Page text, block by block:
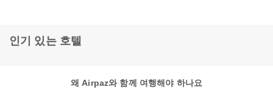
인기 있는 호텔
왜 Airpaz와 함께 여행해야 하나요